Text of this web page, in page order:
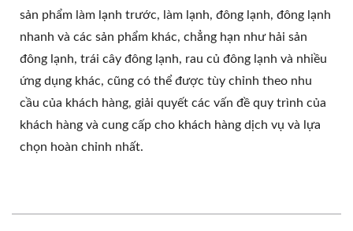
sản phẩm làm lạnh trước, làm lạnh, đông lạnh, đông lạnh
nhanh và các sản phẩm khác, chẳng hạn như hải sản
đông lạnh, trái cây đông lạnh, rau củ đông lạnh và nhiều
ứng dụng khác, cũng có thể được tùy chỉnh theo nhu
cầu của khách hàng, giải quyết các vấn đề quy trình của
khách hàng và cung cấp cho khách hàng dịch vụ và lựa
chọn hoàn chỉnh nhất.